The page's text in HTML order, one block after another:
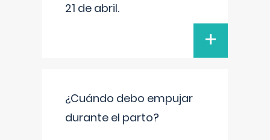
21 de abril.
+
¿Cuándo debo empujar
durante el parto?